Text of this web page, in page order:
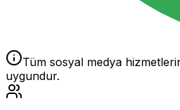
Tüm sosyal medya
uygundur.